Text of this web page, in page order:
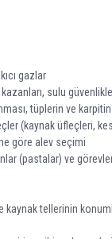
gazlar
sulu
tüplerin ve
(kaynak üfleç­leri,
göre alev seçimi
(pastalar) ve
kaynak tellerinin